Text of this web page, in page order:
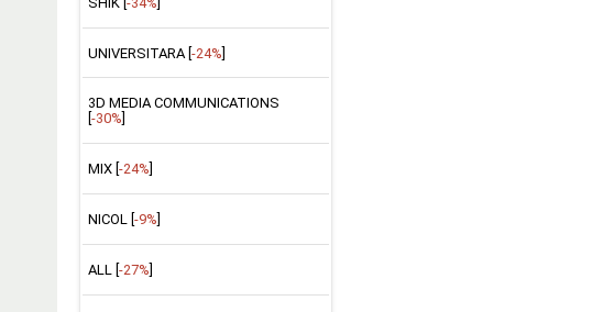
UNIVERSITARA [-24%]
3D MEDIA COMMUNICATIONS
-30%
MIX [ -24%
NICOL [ -9%
ALL [ -27%